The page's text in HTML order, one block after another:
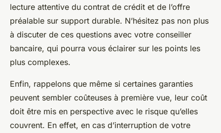
lecture attentive du contrat de crédit et de l’offre
préalable sur support durable. N’hésitez pas non plus
à discuter de ces questions avec votre conseiller
bancaire, qui pourra vous éclairer sur les points les
plus complexes.
Enfin, rappelons que même si certaines garanties
peuvent sembler coûteuses à première vue, leur coût
doit être mis en perspective avec le risque qu’elles
couvrent. En effet, en cas d’interruption de votre